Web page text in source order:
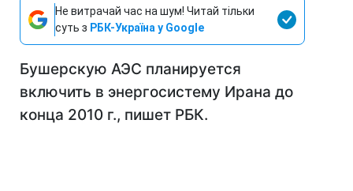
Не витрачай час на шум! Читай тільки
суть з РБК-Україна у Google
Бушерскую АЭС планируется
включить в энергосистему Ирана до
конца 2010 г., пишет РБК.